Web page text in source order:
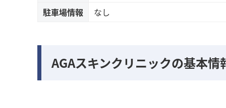
駐車場情報
なし
AGAスキンクリニックの基本情